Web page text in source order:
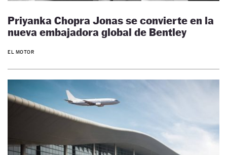
Priyanka Chopra Jonas se convierte en la
nueva embajadora global de Bentley
EL MOTOR